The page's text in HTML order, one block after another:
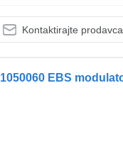
Kontaktirajte prodavca